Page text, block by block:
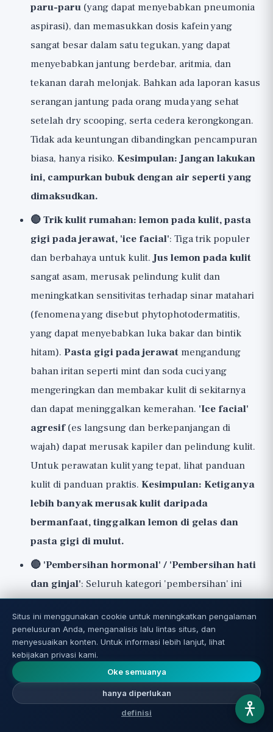
paru-paru (yang dapat menyebabkan pneumonia
aspirasi), dan memasukkan dosis kafein yang
sangat besar dalam satu tegukan, yang dapat
menyebabkan jantung berdebar, aritmia, dan
tekanan darah melonjak. Bahkan ada laporan kasus
serangan jantung pada orang muda yang sehat
setelah dry scooping, serta cedera kerongkongan.
Tidak ada keuntungan dibandingkan pencampuran
biasa, hanya risiko. Kesimpulan: Jangan lakukan
ini, campurkan bubuk dengan air seperti yang
dimaksudkan.
🔴 Trik kulit rumahan: lemon pada kulit, pasta
gigi pada jerawat, 'ice facial': Tiga trik populer
dan berbahaya untuk kulit.Jus lemon pada kulit
sangat asam, merusak pelindung kulit dan
meningkatkan sensitivitas terhadap sinar matahari
(fenomena yang disebut phytophotodermatitis,
yang dapat menyebabkan luka bakar dan bintik
hitam). Pasta gigi pada jerawat mengandung
bahan iritan seperti mint dan soda cuci yang
mengeringkan dan membakar kulit di sekitarnya
dan dapat meninggalkan kemerahan. 'Ice facial'
agresif(es langsung dan berkepanjangan di
wajah) dapat merusak kapiler dan pelindung kulit.
Untuk perawatan kulit yang tepat, lihat panduan
kulit di panduan praktis. Kesimpulan: Ketiganya
lebih banyak merusak kulit daripada
bermanfaat, tinggalkan lemon di gelas dan
pasta gigi di mulut.
🔴 'Pembersihan hormonal' / 'Pembersihan hati
dan ginjal': Seluruh kategori 'pembersihan' ini
adalahpseudo-sains. Tidak ada paket suplemen
yang 'mereset hormon' atau 'membersihkan hati'.
Hati dan ginjal Anda adalah sistem pembersihan
paling canggih di dunia, dan mereka bekerja
dengan baik tanpa paket mahal ini, yang terkadang
bahkan membebani hati dengan lebih banyak zat
untuk diurai. Satu-satunya cara yang benar-benar
Situs ini menggunakan cookie untuk meningkatkan pengalaman
penelusuran Anda, menganalisis lalu lintas situs, dan
menyesuaikan konten. Untuk informasi lebih lanjut, lihat
kebijakan privasi kami.
Oke semuanya
hanya diperlukan
definisi